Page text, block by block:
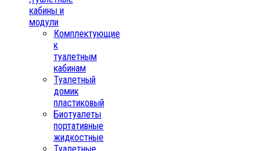
кабины и
модули
Комплектующие
к
туалетным
кабинам
Туалетный
домик
пластиковый
Биотуалеты
портативные
жидкостные